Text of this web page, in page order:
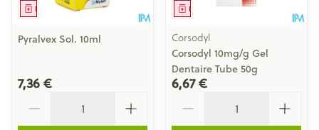
Médicament
Pyralvex Sol. 10ml
7,36 €
Médicament
Corsodyl
Corsodyl 10mg/g Gel
Dentaire Tube 50g
6,67 €